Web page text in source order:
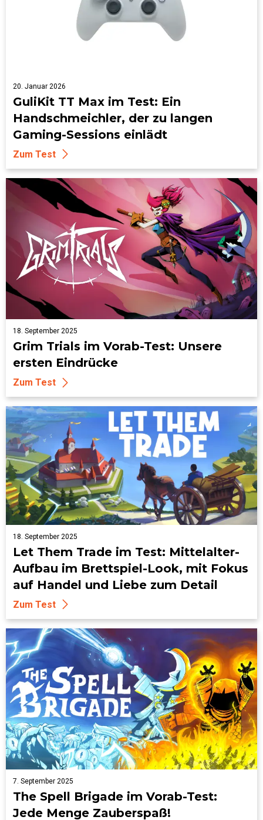
20. Januar 2026
GuliKit TT Max im Test: Ein
Handschmeichler, der zu langen
Gaming-Sessions einlädt
Zum Test
18. September 2025
Grim Trials im Vorab-Test: Unsere
ersten Eindrücke
Zum Test
18. September 2025
Let Them Trade im Test: Mittelalter-
Aufbau im Brettspiel-Look, mit Fokus
auf Handel und Liebe zum Detail
Zum Test
7. September 2025
The Spell Brigade im Vorab-Test:
Jede Menge Zauberspaß!